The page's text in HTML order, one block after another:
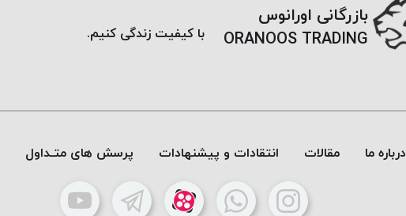
بازرگانی اورانوس
ORANOOS TRADING
با کیفیت زندگی کنیم.
درباره ما مقالات انتقادات و پیشنهادات پرسش های متـداول